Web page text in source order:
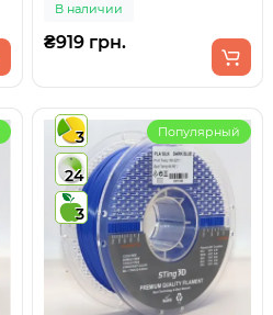
В наличии
₴919 грн.
3
24
3
Популярный